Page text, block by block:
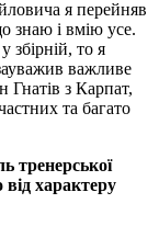
я перейняв
знаю і вмію усе.
збірній, то я
важливе
Гнатів з Карпат,
та багато
тренерської
характеру